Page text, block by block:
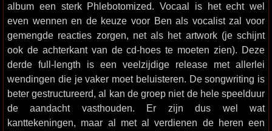
album een sterk Phlebotomized. Vocaal is het echt wel
even wennen en de keuze voor Ben als vocalist zal voor
gemengde reacties zorgen, net als het artwork (je schijnt
ook de achterkant van de cd-hoes te moeten zien). Deze
derde full-length is een veelzijdige release met allerlei
wendingen die je vaker moet beluisteren. De songwriting is
beter gestructureerd, al kan de groep niet de hele speelduur
de aandacht vasthouden. Er zijn dus wel wat
kanttekeningen, maar al met al verdienen de heren een